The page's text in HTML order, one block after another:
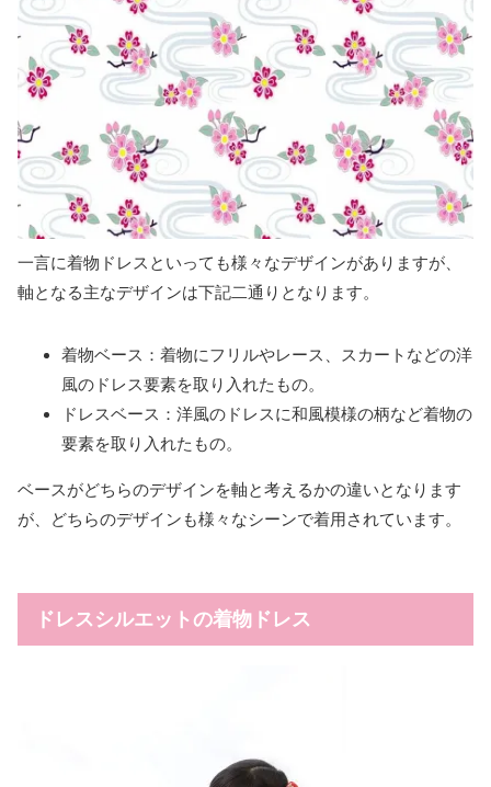
一言に着物ドレスといっても様々なデザインがありますが、
軸となる主なデザインは下記二通りとなります。
着物ベース：着物にフリルやレース、スカートなどの洋
風のドレス要素を取り入れたもの。
ドレスベース：洋風のドレスに和風模様の柄など着物の
要素を取り入れたもの。
ベースがどちらのデザインを軸と考えるかの違いとなります
が、どちらのデザインも様々なシーンで着用されています。
ドレスシルエットの着物ドレス